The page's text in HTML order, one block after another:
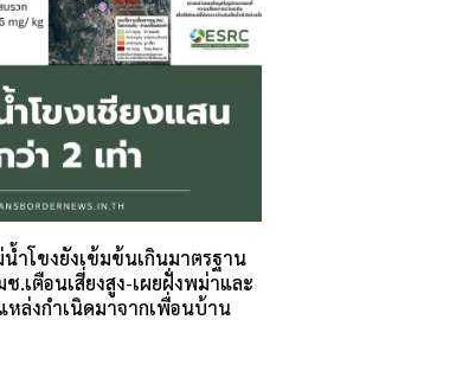
ำโขงยังเข้มข้นเกินมาตรฐาน
.เตือนเสี่ยงสูง-เผยฝั่งพม่าและ
ล่งกำเนิดมาจากเพื่อนบ้าน